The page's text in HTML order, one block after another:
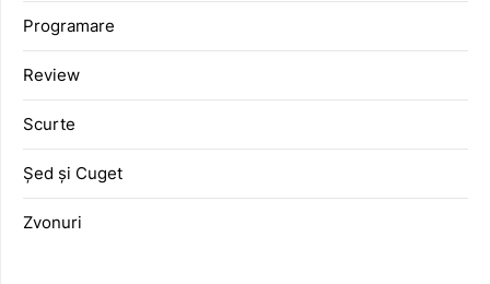
Programare
Review
Scurte
Șed și Cuget
Zvonuri